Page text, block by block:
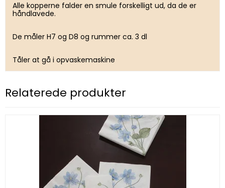
Alle kopperne falder en smule forskelligt ud, da de er
håndlavede.
De måler H7 og D8 og rummer ca. 3 dl
Tåler at gå i opvaskemaskine
Relaterede produkter